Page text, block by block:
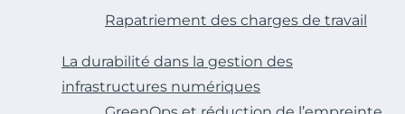
Rapatriement des charges de travail
La durabilité dans la gestion des
infrastructures numériques